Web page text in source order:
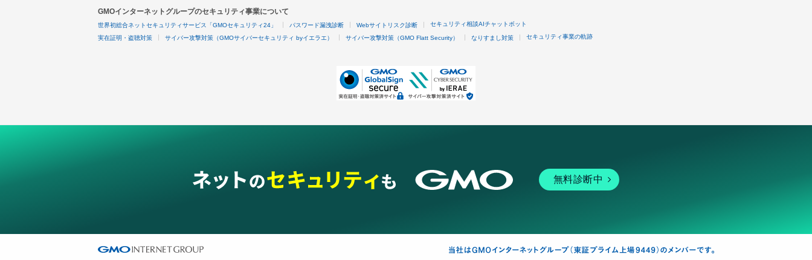
GMOインターネットグループのセキュリティ事業について
世界初総合ネットセキュリティサービス「GMOセキュリティ24」 パスワード漏洩診断 Webサイトリスク診断 セキュリティ相談AIチャットボット
実在証明・盗聴対策 サイバー攻撃対策（GMOサイバーセキュリティ byイエラエ） サイバー攻撃対策（GMO Flatt Security） なりすまし対策 セキュリティ事業の軌跡
無料診断中